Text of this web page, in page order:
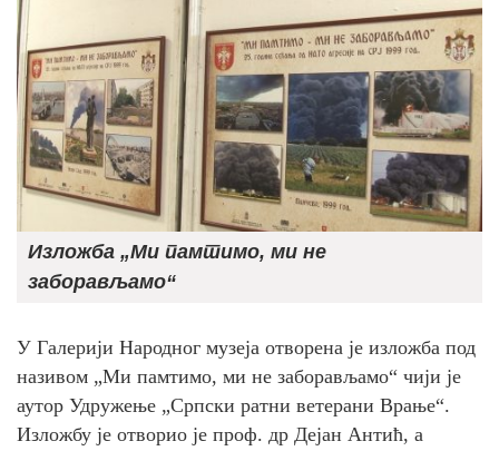
Изложба „Ми памтимо, ми не
заборављамо“
У Галерији Народног музеја отворена је изложба под
називом „Ми памтимо, ми не заборављамо“ чији је
аутор Удружење „Српски ратни ветерани Врање“.
Изложбу је отворио је проф. др Дејан Антић, а